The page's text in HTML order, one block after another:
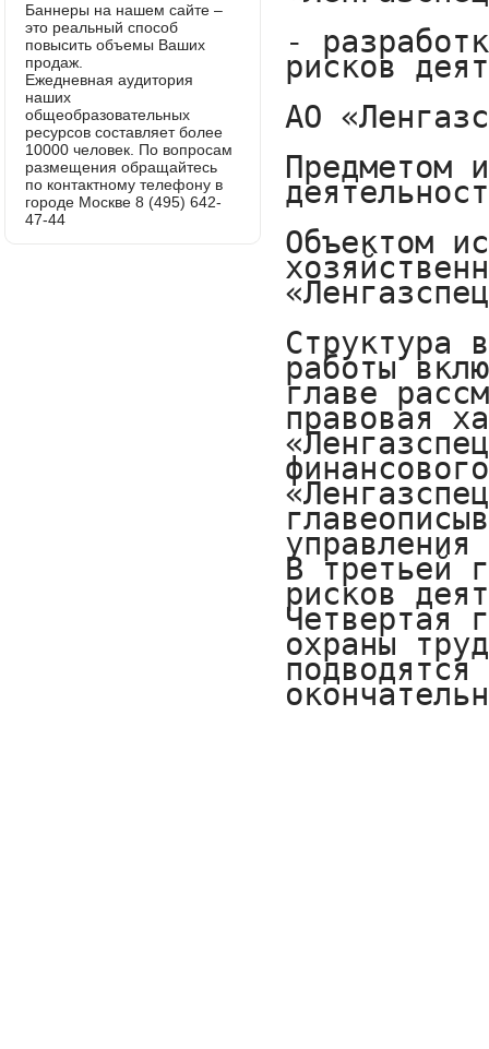
Баннеры на нашем сайте –
это реальный способ
повысить объемы Ваших
продаж.
Ежедневная аудитория
наших
общеобразовательных
ресурсов составляет более
10000 человек. По вопросам
размещения обращайтесь
по контактному телефону в
городе Москве 8 (495) 642-
47-44